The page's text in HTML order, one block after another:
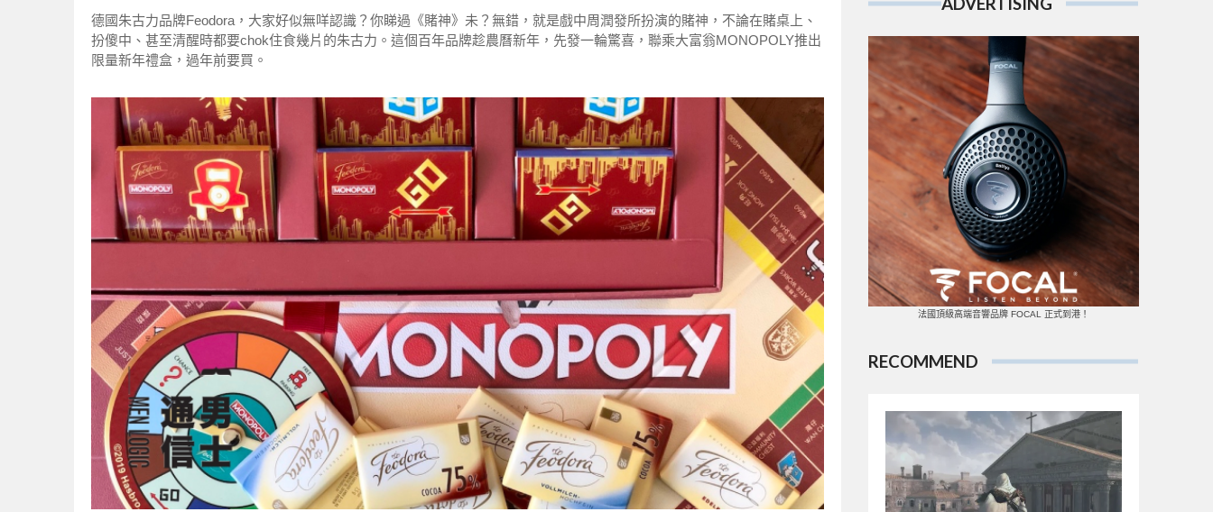
德國朱古力品牌Feodora，大家好似無咩認識？你睇過《賭神》未？無錯，就是戲中周潤發所扮演的賭神，不論在賭桌上、
扮傻中、甚至清醒時都要chok住食幾片的朱古力。這個百年品牌趁農曆新年，先發一輪驚喜，聯乘大富翁MONOPOLY推出
限量新年禮盒，過年前要買。
法國頂級高端音響品牌 FOCAL 正式到港！
RECOMMEND